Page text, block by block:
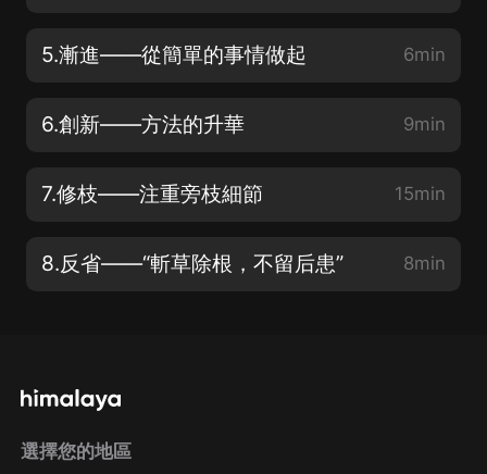
5.漸進——從簡單的事情做起 6min
6.創新——方法的升華 9min
7.修枝——注重旁枝細節 15min
8.反省——“斬草除根，不留后患” 8min
選擇您的地區